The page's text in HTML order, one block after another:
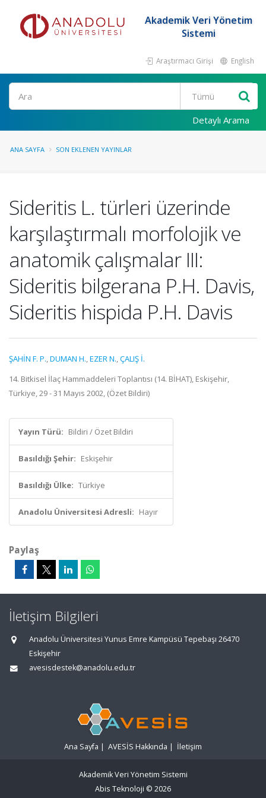
Akademik Veri Yönetim
Sistemi
Araştırmacı Girişi English
Ara
Detaylı Arama
ANA SAYFA SON EKLENEN YAYINLAR
Sideritis L. türleri üzerinde
karşılaştırmalı morfolojik ve
anatomik çalışmalar III:
Sideritis bilgerana P.H. Davis,
Sideritis hispida P.H. Davis
ŞAHİN F. P.,DUMAN H.,EZER N.,ÇALIŞ İ.
14. Bitkisel İlaç Hammaddeleri Toplantısı (14. BİHAT), Eskişehir,
Türkiye, 29 - 31 Mayıs 2002, (Özet Bildiri)
Yayın Türü: Bildiri / Özet Bildiri
Basıldığı Şehir: Eskişehir
Basıldığı Ülke: Türkiye
Anadolu Üniversitesi Adresli: Hayır
Paylaş
İletişim Bilgileri
Anadolu Üniversitesi Yunus Emre Kampüsü Tepebaşı 26470
Eskişehir
avesisdestek@anadolu.edu.tr
Ana Sayfa | AVESİS Hakkında | İletişim
Akademik Veri Yönetim Sistemi
Abis Teknoloji © 2026